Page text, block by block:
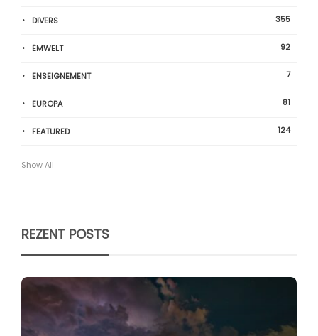
DIVERS 355
ËMWELT 92
ENSEIGNEMENT 7
EUROPA 81
FEATURED 124
Show All
REZENT POSTS